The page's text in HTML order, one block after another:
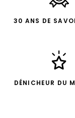
30 ANS DE
DÉNICHEUR DU